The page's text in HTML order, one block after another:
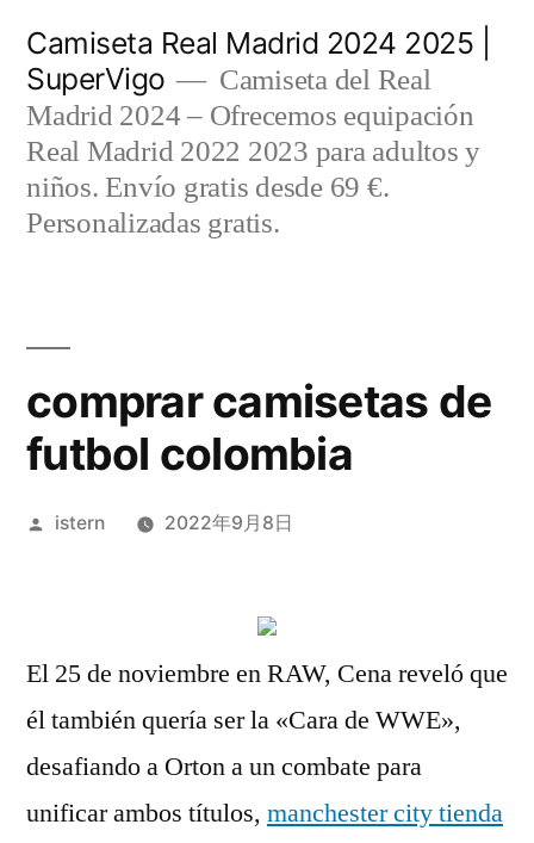
contenido
Camiseta Real Madrid 2024 2025 |
SuperVigo
Camiseta del Real
Madrid 2024 – Ofrecemos equipación
Real Madrid 2022 2023 para adultos y
niños. Envío gratis desde 69 €.
Personalizadas gratis.
comprar camisetas de
futbol colombia
Publicado
istern 2022年9月8日
El 25 de noviembre en RAW, Cena reveló que
él también quería ser la «Cara de WWE»,
desafiando a Orton a un combate para
unificar ambos títulos, manchester city tienda